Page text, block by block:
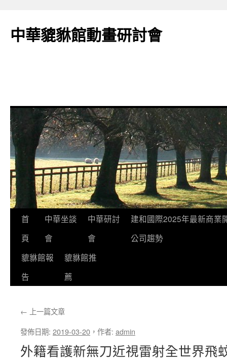
主
中華貔貅館動畫研討會
首
頁
中華坐談
會
中華研討
會
建和國際2025年最新商業
公司趨勢
貔貅館報
告
貔貅館推
薦
← 上一篇文章
發佈日期: 2019-03-20 ， 作者: admin
外籍看護新無刀近視雷射全世界飛